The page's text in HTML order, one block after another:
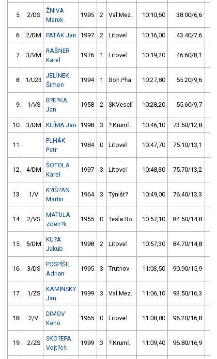
5. 2/DS
ŽNIVA
Marek
1995 2 Val.Mez. 10:10,60 38.00/6,6
6. 2/DM PATÁK Jan 1997 2 Litovel 10:16,00 43.40/7,6
7. 3/VM
RAŠNER
Karel
1976 1 Litovel 10:19,20 46.60/8,1
8. 1/U23
JELÍNEK
Šimon
1994 1 Boh.Pha 10:27,80 55.20/9,6
9. 1/VS
B?E?KA
Jan
1958 2 SKVeselí 10:28,20 55.60/9,7
10. 3/DM KLÍMA Jan 1998 3 ?.Kruml. 10:46,10 73.50/12,8
11.
PLHÁK
Petr
1984 0 Litovel 10:47,70 75.10/13,1
12. 4/DM
ŠOTOLA
Karel
1997 3 Litovel 10:48,30 75.70/13,2
13. 1/V
K?IŠ?AN
Martin
1964 3 Týništ? 10:49,00 76.40/13,3
14. 2/VS
MATULA
Zden?k
1955 0 Tesla Bo 10:57,10 84.50/14,8
15. 5/DM
KU?A
Jakub
1998 2 Litovel 10:57,30 84.70/14,8
16. 3/DS
POSPÍŠIL
Adrian
1995 3 Trutnov 11:03,50 90.90/15,9
17. 1/ZS
KAMINSKÝ
Jan
1999 3 Val.Mez. 11:06,10 93.50/16,3
18. 2/V
DIMOV
Keno
1965 0 Litovel 11:08,80 96.20/16,8
19. 2/ZS
SKO?EPA
Vojt?ch
1999 3 ?.Kruml. 11:09,40 96.80/16,9